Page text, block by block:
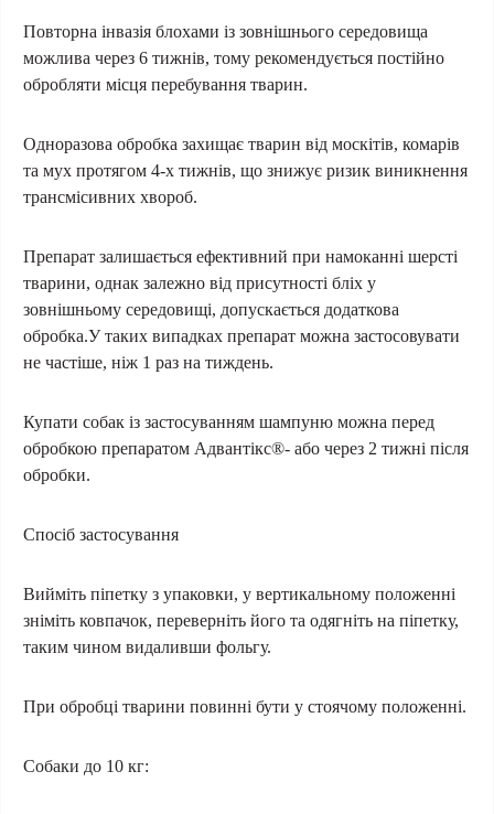
Повторна інвазія блохами із зовнішнього середовища
можлива через 6 тижнів, тому рекомендується постійно
обробляти місця перебування тварин.
Одноразова обробка захищає тварин від москітів, комарів
та мух протягом 4-х тижнів, що знижує ризик виникнення
трансмісивних хвороб.
Препарат залишається ефективний при намоканні шерсті
тварини, однак залежно від присутності бліх у
зовнішньому середовищі, допускається додаткова
обробка.У таких випадках препарат можна застосовувати
не частіше, ніж 1 раз на тиждень.
Купати собак із застосуванням шампуню можна перед
обробкою препаратом Адвантікс®- або через 2 тижні після
обробки.
Спосіб застосування
Вийміть піпетку з упаковки, у вертикальному положенні
зніміть ковпачок, переверніть його та одягніть на піпетку,
таким чином видаливши фольгу.
При обробці тварини повинні бути у стоячому положенні.
Собаки до 10 кг: